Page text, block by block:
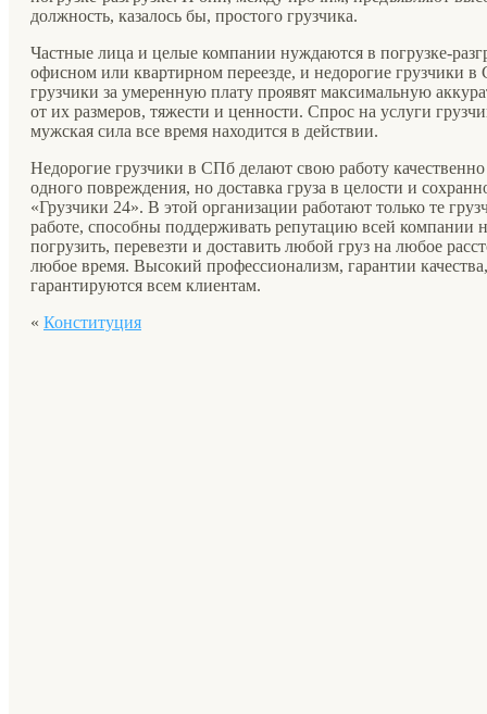
должность, казалось бы, простого грузчика.
Частные лица и целые компании нуждаются в погрузке-
офисном или квартирном переезде, и недорогие грузчики
грузчики за умеренную плату проявят максимальную
от их размеров, тяжести и ценности. Спрос на услуги
мужская сила все время находится в действии.
Недорогие грузчики в СПб делают свою работу
одного повреждения, но доставка груза в целости и
«Грузчики 24». В этой организации работают только те
работе, способны поддерживать репутацию всей
погрузить, перевезти и доставить любой груз на любое
любое время. Высокий профессионализм, гарантии
гарантируются всем клиентам.
« Конституция